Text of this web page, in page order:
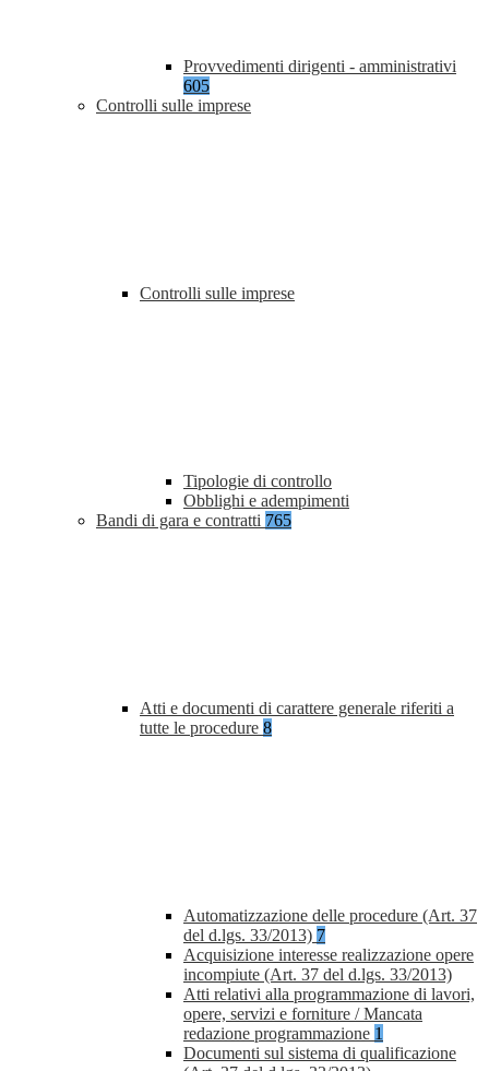
Provvedimenti dirigenti - amministrativi
605
Controlli sulle imprese
Controlli sulle imprese
Tipologie di controllo
Obblighi e adempimenti
Bandi di gara e contratti 765
Atti e documenti di carattere generale riferiti a
tutte le procedure 8
Automatizzazione delle procedure (Art. 37
del d.lgs. 33/2013) 7
Acquisizione interesse realizzazione opere
incompiute (Art. 37 del d.lgs. 33/2013)
Atti relativi alla programmazione di lavori,
opere, servizi e forniture / Mancata
redazione programmazione 1
Documenti sul sistema di qualificazione